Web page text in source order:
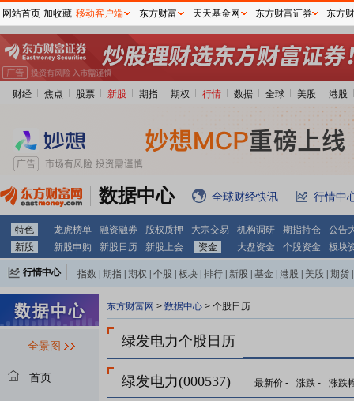
财经 焦点 股票 新股 期指 期权 行情 数据 全球 美股 港股
数据中心 全球财经快讯 行情中
特色 龙虎榜单 融资融券 股权质押 大宗交易 机构调研 期指持仓
公告
新股
新股申购 新股日历 新股上会 资金 大盘资金 个股资金 板块
行情中心 指数 期指 期权 个股 板块 排行 新股 基金 港股 美股 期货
全景图
首页
东方财富网 > 数据中心 > 个股日历
绿发电力个股日历
绿发电力(000537) 最新价 - 涨跌 - 涨跌
网站首页 加收藏 移动客户端 东方财富 天天基金网 东方财富证券 东方